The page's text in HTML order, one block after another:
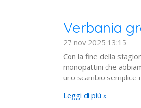
Verbania
27 nov 2025 13:15
Con la fine della
monopattini che
uno scambio semplice
Leggi di più »